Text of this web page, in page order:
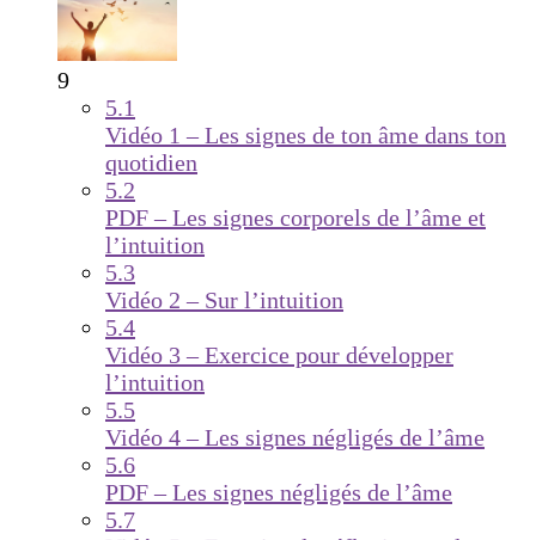
9
5.1
Vidéo 1 – Les signes de ton âme dans ton
quotidien
5.2
PDF – Les signes corporels de l’âme et
l’intuition
5.3
Vidéo 2 – Sur l’intuition
5.4
Vidéo 3 – Exercice pour développer
l’intuition
5.5
Vidéo 4 – Les signes négligés de l’âme
5.6
PDF – Les signes négligés de l’âme
5.7